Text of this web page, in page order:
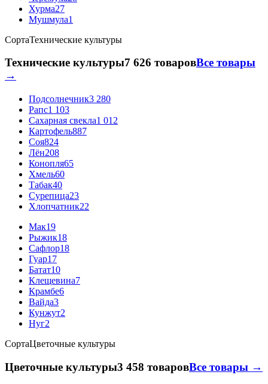
Хурма27
Мушмула1
СортаТехнические культуры
Технические культуры7 626 товаровВсе товары
→
Подсолнечник3 280
Рапс1 103
Сахарная свекла1 012
Картофель887
Соя824
Лён208
Конопля65
Хмель60
Табак40
Сурепица23
Хлопчатник22
Мак19
Рыжик18
Сафлор18
Гуар17
Батат10
Клещевина7
Крамбе6
Вайда3
Кунжут2
Нуг2
СортаЦветочные культуры
Цветочные культуры3 458 товаровВсе товары →